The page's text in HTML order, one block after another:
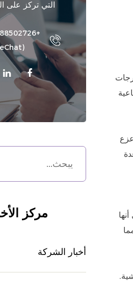
الأبحاث أن الانحراف عن ظروف التخزين الموصى بها - عادة من 2 درجة مئوية إلى 8 درجات
التي تركز على
(WeChat)
مركز
أخبار الشركة